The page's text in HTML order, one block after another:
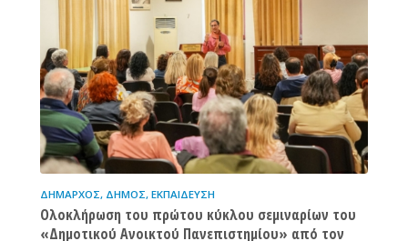
ΔΉΜΑΡΧΟΣ, ΔΉΜΟΣ, ΕΚΠΑΊΔΕΥΣΗ
Ολοκλήρωση του πρώτου κύκλου σεμιναρίων του
«Δημοτικού Ανοικτού Πανεπιστημίου» από τον